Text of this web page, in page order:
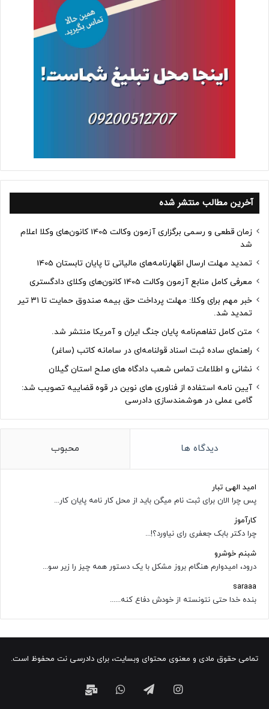
آخرین مطالب منتشر شده
زمان قطعی و رسمی برگزاری آزمون وکالت 1405 کانون‌های وکلا اعلام
شد
تمدید مهلت ارسال اظهارنامه‌های مالیاتی تا پایان تابستان 1405
معرفی کامل منابع آزمون وکالت 1405 کانون‌های وکلای دادگستری
خبر مهم برای وکلا: مهلت پرداخت حق بیمه صندوق حمایت تا ۳۱ تیر
تمدید شد.
متن کامل تفاهم‌نامه پایان جنگ ایران و آمریکا منتشر شد.
راهنمای ساده ثبت اسناد قولنامه‌ای در سامانه کاتب (ساغر)
نشانی و اطلاعات تماس شعب دادگاه های صلح استان گیلان
آیین نامه استفاده از فناوری های نوین در قوه قضاییه تصویب شد:
گامی عملی در هوشمندسازی دادرسی
دیدگاه ها محبوب
امید الهی تبار
پس چرا الان برای ثبت نام میگن باید از محل کار نامه پایان کار...
کارآموز
چرا دکتر بابک جعفری رای نیاورد؟!...
شبنم خوشرو
درود، امیدوارم هنگام بروز مشکل با یک دستور همه چیز را زیر سو...
saraaa
بنده خدا حتی نتونسته از خودش دفاع کنه......
تمامی حقوق مادی و معنوی محتوای وبسایت، برای دادرسی نت محفوظ است.
اینستاگرامتلگرامواتس ایمیل